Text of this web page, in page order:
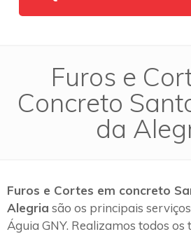
Furos e
Concreto
da
Furos e Cortes em concreto
Alegria são os principais
Águia GNY. Realizamos todos os